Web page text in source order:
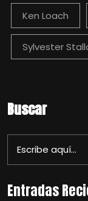
Ken Loach
Sylvester
Buscar
Entradas